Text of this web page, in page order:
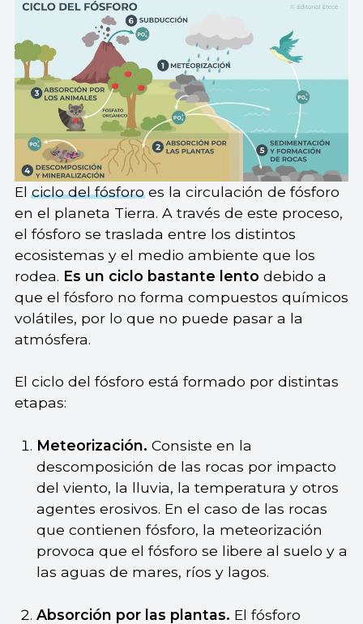
Elciclo del fósforoes la circulación de fósforo
en el planeta Tierra. A través de este proceso,
el fósforo se traslada entre los distintos
ecosistemas y el medio ambiente que los
rodea. Es un ciclo bastante lento debido a
que el fósforo no forma compuestos químicos
volátiles, por lo que no puede pasar a la
atmósfera.
El ciclo del fósforo está formado por distintas
etapas:
Meteorización. Consiste en la
descomposición de las rocas por impacto
del viento, la lluvia, la temperatura y otros
agentes erosivos. En el caso de las rocas
que contienen fósforo, la meteorización
provoca que el fósforo se libere al suelo y a
las aguas de mares, ríos y lagos.
Absorción por las plantas. El fósforo